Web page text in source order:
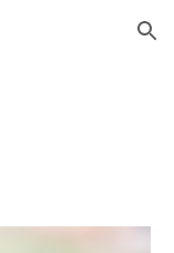
Skip to navigation